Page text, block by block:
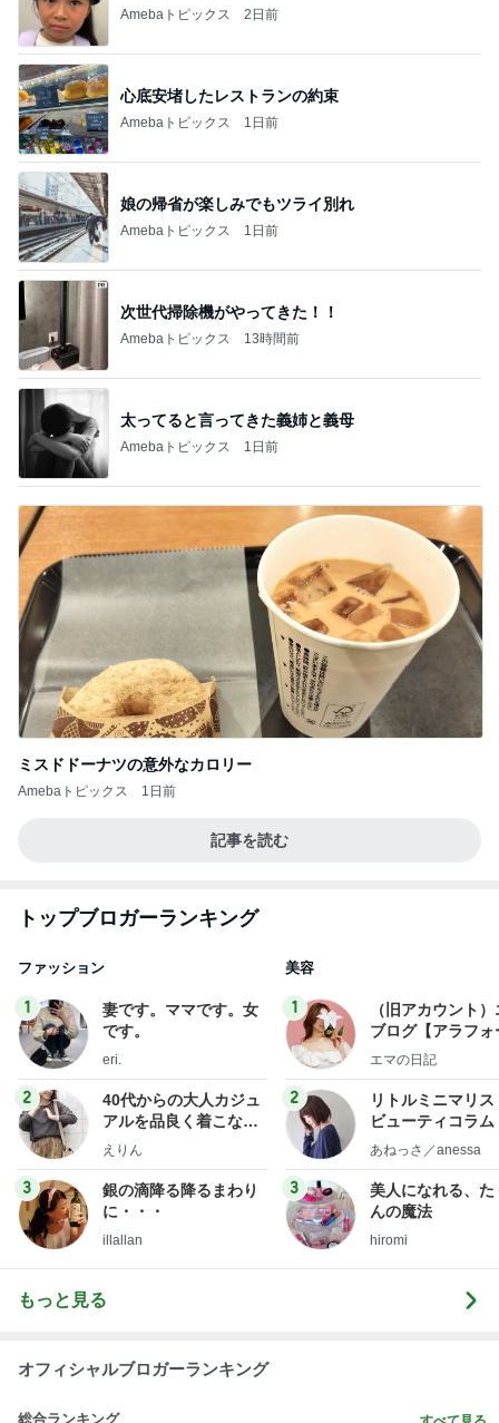
Amebaトピックス 2日前
心底安堵したレストランの約束
Amebaトピックス 1日前
娘の帰省が楽しみでもツライ別れ
Amebaトピックス 1日前
次世代掃除機がやってきた！！
Amebaトピックス 13時間前
太ってると言ってきた義姉と義母
Amebaトピックス 1日前
ミスドドーナツの意外なカロリー
Amebaトピックス 1日前
記事を読む
トップブロガーランキング
ファッション
1
妻です。ママです。女
です。
eri.
2
40代からの大人カジュ
アルを品良く着こなす
ファッションブログ
えりん
3
銀の滴降る降るまわり
に・・・
illallan
美容
1
（旧アカウント
ブログ【アラフォ
社売却セカンドラ
エマの日記
2
リトルミニマリス
ビューティコラ
little
あねっさ／anessa
3
美人になれる、た
んの魔法
hiromi
もっと見る
オフィシャルブロガーランキング
総合ランキング